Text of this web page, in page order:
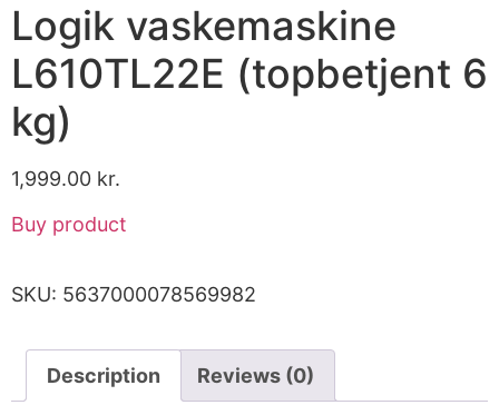
Logik vaskemaskine
L610TL22E (topbetjent 6
kg)
1,999.00 kr.
Buy product
SKU: 5637000078569982
Description Reviews (0)